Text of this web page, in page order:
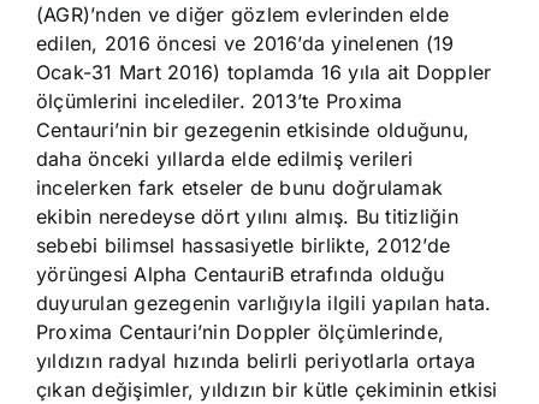
(AGR)’nden ve diğer gözlem evlerinden elde
edilen, 2016 öncesi ve 2016’da yinelenen (19
Ocak-31 Mart 2016) toplamda 16 yıla ait Doppler
ölçümlerini incelediler. 2013’te Proxima
Centauri’nin bir gezegenin etkisinde olduğunu,
daha önceki yıllarda elde edilmiş verileri
incelerken fark etseler de bunu doğrulamak
ekibin neredeyse dört yılını almış. Bu titizliğin
sebebi bilimsel hassasiyetle birlikte, 2012’de
yörüngesi Alpha CentauriB etrafında olduğu
duyurulan gezegenin varlığıyla ilgili yapılan hata.
Proxima Centauri’nin Doppler ölçümlerinde,
yıldızın radyal hızında belirli periyotlarla ortaya
çıkan değişimler, yıldızın bir kütle çekiminin etkisi